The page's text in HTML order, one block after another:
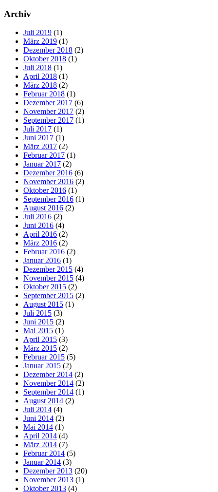
Archiv
Juli 2019 (1)
März 2019 (1)
Dezember 2018 (2)
Oktober 2018 (1)
Juli 2018 (1)
April 2018 (1)
März 2018 (2)
Februar 2018 (1)
Dezember 2017 (6)
November 2017 (2)
September 2017 (1)
Juli 2017 (1)
Juni 2017 (1)
März 2017 (2)
Februar 2017 (1)
Januar 2017 (2)
Dezember 2016 (6)
November 2016 (2)
Oktober 2016 (1)
September 2016 (1)
August 2016 (2)
Juli 2016 (2)
Juni 2016 (4)
April 2016 (2)
März 2016 (2)
Februar 2016 (2)
Januar 2016 (1)
Dezember 2015 (4)
November 2015 (4)
Oktober 2015 (2)
September 2015 (2)
August 2015 (1)
Juli 2015 (3)
Juni 2015 (2)
Mai 2015 (1)
April 2015 (3)
März 2015 (2)
Februar 2015 (5)
Januar 2015 (2)
Dezember 2014 (2)
November 2014 (2)
September 2014 (1)
August 2014 (2)
Juli 2014 (4)
Juni 2014 (2)
Mai 2014 (1)
April 2014 (4)
März 2014 (7)
Februar 2014 (5)
Januar 2014 (3)
Dezember 2013 (20)
November 2013 (1)
Oktober 2013 (4)